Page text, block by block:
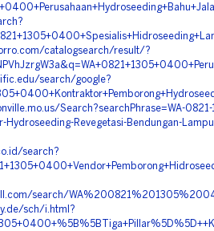
catalogsearch/result/?
search/google?
Search?searchPhrase=WA-
Hydroseeding-Revegetasi-Bendungan-
search?
search/
sch/i.html?